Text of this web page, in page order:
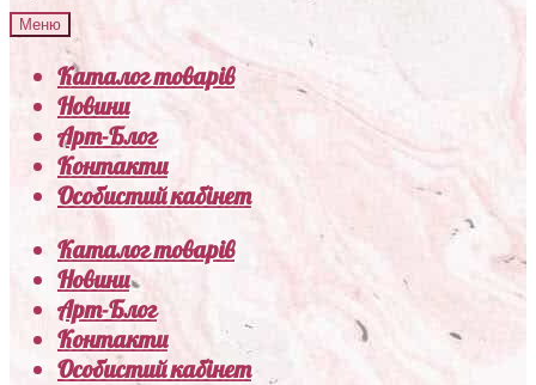
Меню
Каталог товарів
Новини
Арт-Блог
Контакти
Особистий кабінет
Каталог товарів
Новини
Арт-Блог
Контакти
Особистий кабінет